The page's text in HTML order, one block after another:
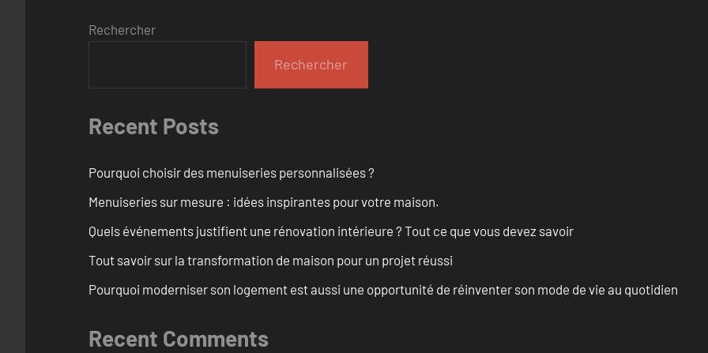
Rechercher
Rechercher
Recent Posts
Pourquoi choisir des menuiseries personnalisées ?
Menuiseries sur mesure : idées inspirantes pour votre maison.
Quels événements justifient une rénovation intérieure ? Tout ce que vous devez savoir
Tout savoir sur la transformation de maison pour un projet réussi
Pourquoi moderniser son logement est aussi une opportunité de réinventer son mode de vie au quotidien
Recent Comments